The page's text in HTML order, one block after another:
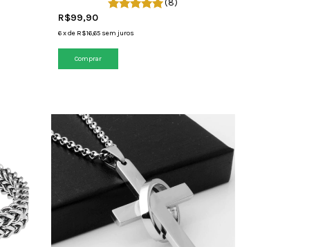
(8)
R$99,90
6xde R$16,65 sem juros